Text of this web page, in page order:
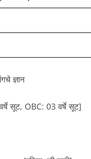
ज्ञान
सूट, OBC: 03 वर्षे सूट]